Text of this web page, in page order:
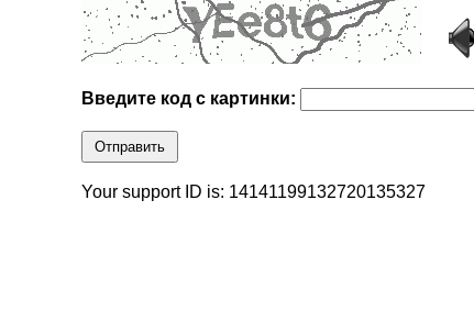
Введите код с картинки:
Отправить
Your support ID is: 14141199132720135327